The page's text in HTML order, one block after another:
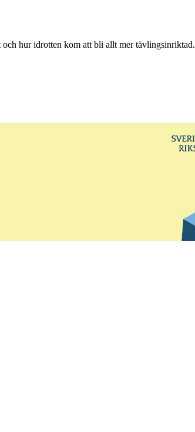
hur idrotten kom att bli allt mer tävlingsinriktad.